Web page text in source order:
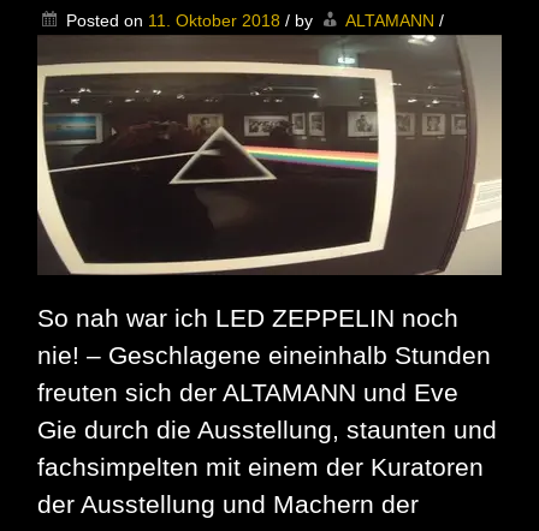
jemand
anderes?
Posted on 11. Oktober 2018 / by ALTAMANN /
So nah war ich LED ZEPPELIN noch
nie! – Geschlagene eineinhalb Stunden
freuten sich der ALTAMANN und Eve
Gie durch die Ausstellung, staunten und
fachsimpelten mit einem der Kuratoren
der Ausstellung und Machern der